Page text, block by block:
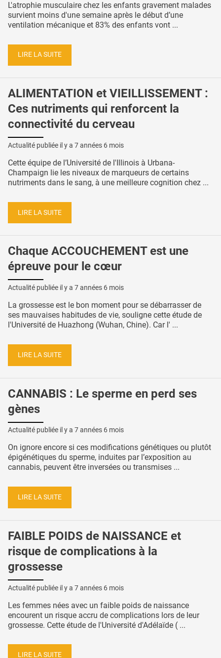
L'atrophie musculaire chez les enfants gravement malades
survient moins d'une semaine après le début d’une
ventilation mécanique et 83% des enfants vont ...
LIRE LA SUITE
ALIMENTATION et VIEILLISSEMENT :
Ces nutriments qui renforcent la
connectivité du cerveau
Actualité publiée il y a 7 années 6 mois
Cette équipe de l’Université de l'Illinois à Urbana-
Champaign lie les niveaux de marqueurs de certains
nutriments dans le sang, à une meilleure cognition chez ...
LIRE LA SUITE
Chaque ACCOUCHEMENT est une
épreuve pour le cœur
Actualité publiée il y a 7 années 6 mois
La grossesse est le bon moment pour se débarrasser de
ses mauvaises habitudes de vie, souligne cette étude de
l'Université de Huazhong (Wuhan, Chine). Car l' ...
LIRE LA SUITE
CANNABIS : Le sperme en perd ses
gènes
Actualité publiée il y a 7 années 6 mois
On ignore encore si ces modifications génétiques ou plutôt
épigénétiques du sperme, induites par l’exposition au
cannabis, peuvent être inversées ou transmises ...
LIRE LA SUITE
FAIBLE POIDS de NAISSANCE et
risque de complications à la
grossesse
Actualité publiée il y a 7 années 6 mois
Les femmes nées avec un faible poids de naissance
encourent un risque accru de complications lors de leur
grossesse. Cette étude de l'Université d'Adélaïde ( ...
LIRE LA SUITE